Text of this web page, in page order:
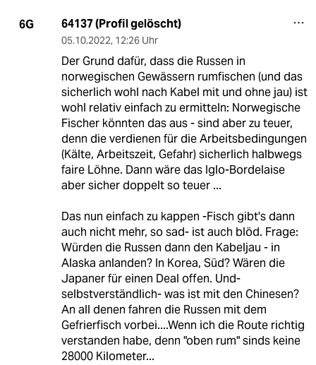
6G 64137 (Profil gelöscht)
05.10.2022, 12:26 Uhr
Der Grund dafür, dass die Russen in
norwegischen Gewässern rumfischen (und das
sicherlich wohl nach Kabel mit und ohne jau) ist
wohl relativ einfach zu ermitteln: Norwegische
Fischer könnten das aus - sind aber zu teuer,
denn die verdienen für die Arbeitsbedingungen
(Kälte, Arbeitszeit, Gefahr) sicherlich halbwegs
faire Löhne. Dann wäre das Iglo-Bordelaise
aber sicher doppelt so teuer ...
Das nun einfach zu kappen -Fisch gibt's dann
auch nicht mehr, so sad- ist auch blöd. Frage:
Würden die Russen dann den Kabeljau - in
Alaska anlanden? In Korea, Süd? Wären die
Japaner für einen Deal offen. Und-
selbstverständlich- was ist mit den Chinesen?
An all denen fahren die Russen mit dem
Gefrierfisch vorbei....Wenn ich die Route richtig
verstanden habe, denn "oben rum" sinds keine
28000 Kilometer...